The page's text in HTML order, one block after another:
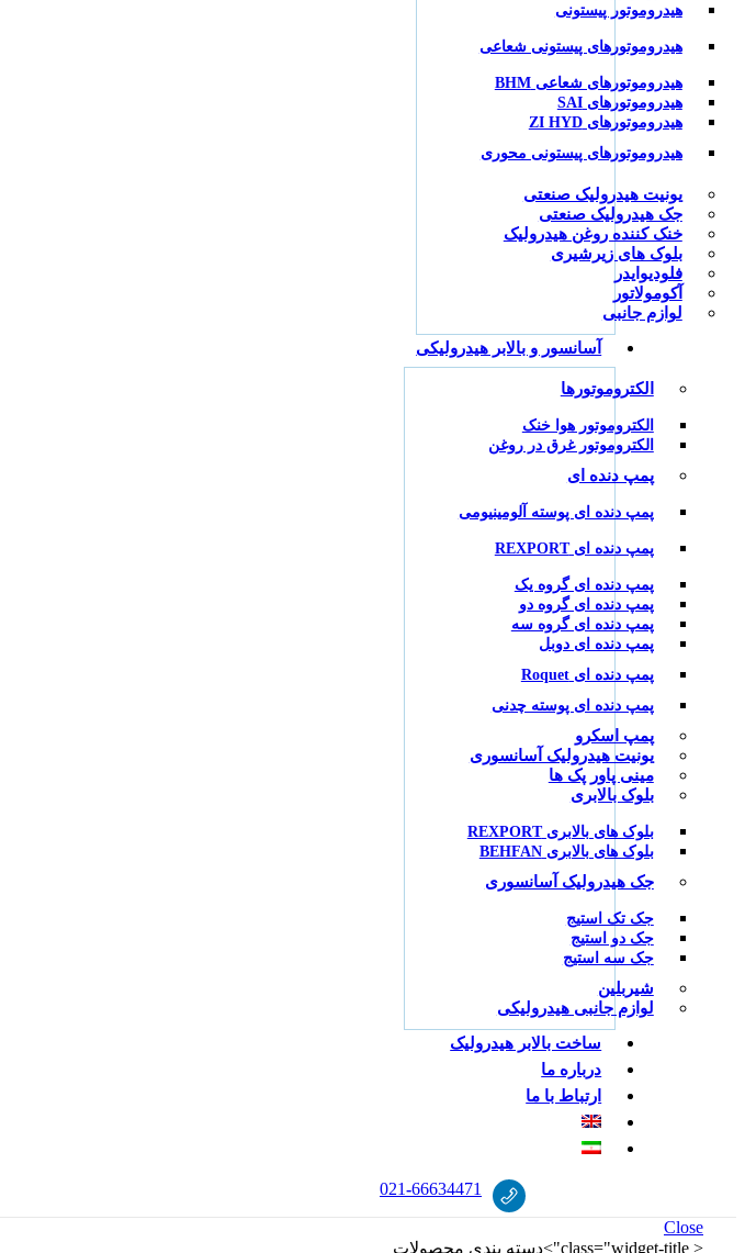
هیدروموتور پیستونی
هیدروموتورهای پیستونی شعاعی
هیدروموتورهای شعاعی BHM
هیدروموتورهای SAI
هیدروموتورهای ZI HYD
هیدروموتورهای پیستونی محوری
یونیت هیدرولیک صنعتی
جک هیدرولیک صنعتی
خنک کننده روغن هیدرولیک
بلوک های زیرشیری
فلودیوایدر
آکومولاتور
لوازم جانبی
آسانسور و بالابر هیدرولیکی
الکتروموتورها
الکتروموتور هوا خنک
الکتروموتور غرق در روغن
پمپ دنده ای
پمپ دنده ای پوسته آلومینیومی
پمپ دنده ای REXPORT
پمپ دنده ای گروه یک
پمپ دنده ای گروه دو
پمپ دنده ای گروه سه
پمپ دنده ای دوبل
پمپ دنده ای Roquet
پمپ دنده ای پوسته چدنی
پمپ اسکرو
یونیت هیدرولیک آسانسوری
مینی پاور پک ها
بلوک بالابری
بلوک های بالابری REXPORT
بلوک های بالابری BEHFAN
جک هیدرولیک آسانسوری
جک تک استیج
جک دو استیج
جک سه استیج
شیربلین
لوازم جانبی هیدرولیکی
ساخت بالابر هیدرولیک
درباره ما
ارتباط با ما
021-66634471
Close
< class="widget-title">دسته‌ بندی محصولات